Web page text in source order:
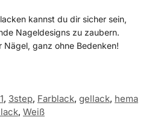
kannst du dir sicher sein,
Nageldesigns zu zaubern.
Nägel, ganz ohne Bedenken!
, 3step, Farblack, gellack, hema
, Weiß